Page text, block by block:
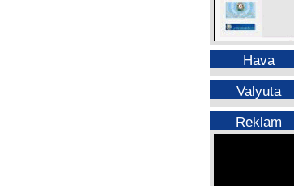
Hava
Valyuta
Reklam